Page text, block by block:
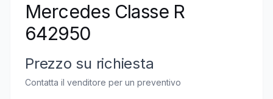
Mercedes Classe R
642950
Prezzo su richiesta
Contatta il venditore per un preventivo